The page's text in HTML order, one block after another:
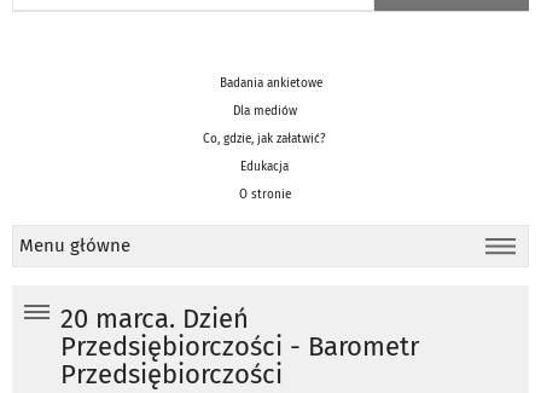
Badania ankietowe
Dla mediów
Co, gdzie, jak załatwić?
Edukacja
O stronie
Menu główne
20 marca. Dzień
Przedsiębiorczości - Barometr
Przedsiębiorczości